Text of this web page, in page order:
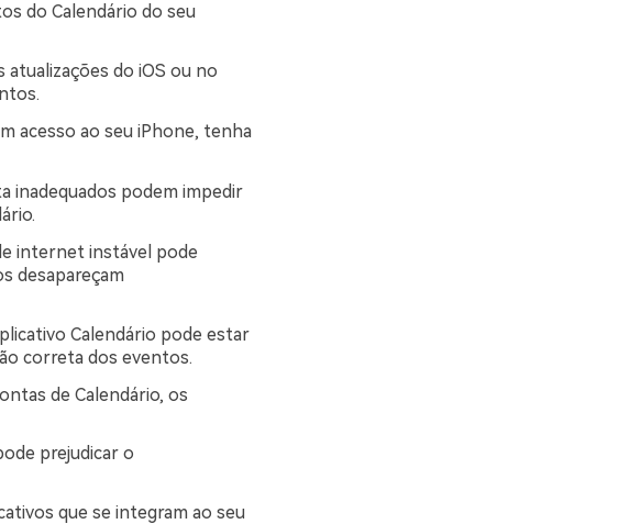
do Calendário do seu
do iOS ou no
acesso ao seu iPhone, tenha
inadequados podem impedir
internet instável pode
desapareçam
Calendário pode estar
correta dos eventos.
de Calendário, os
prejudicar o
que se integram ao seu